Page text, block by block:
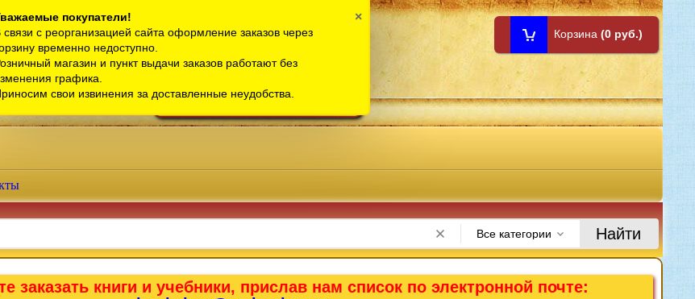
Телефон интернет-магазина:
Телефон розничного магазина:
bookshop@ambookvo.ru
Работаем ежедневно с 10:00 до 21:00
Корзина (0 руб.)
Все категории Найти
заказать книги и учебники, прислав нам список по электронной почте:
покупатели!
связи с реорганизацией сайта оформление заказов через
временно недоступно.
магазин и пункт выдачи заказов работают без
графика.
свои извинения за доставленные неудобства.
×